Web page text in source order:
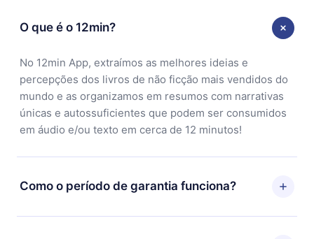
O que é o 12min?
No 12min App, extraímos as melhores ideias e
percepções dos livros de não ficção mais vendidos do
mundo e as organizamos em resumos com narrativas
únicas e autossuficientes que podem ser consumidos
em áudio e/ou texto em cerca de 12 minutos!
Como o período de garantia funciona?
Você pode baixar nosso aplicativo e começar a